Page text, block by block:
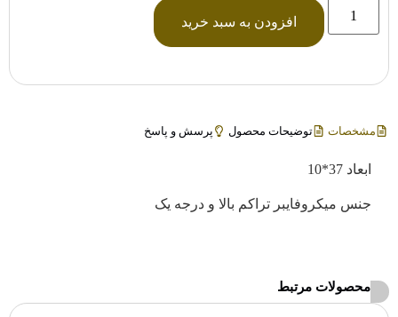
افزودن به سبد خرید
مشخصات توضیحات محصول پرسش و پاسخ
ابعاد 37*10
جنس میکروفایبر تراکم بالا و درجه یک
محصولات مرتبط